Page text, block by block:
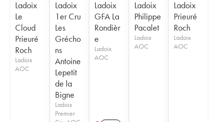
Ladoix
Le
Cloud
Prieuré
Roch
Ladoix
AOC
Ladoix
1er Cru
Les
Grécho
ns
Antoine
Lepetit
de la
Bigne
Ladoix
Premier
Ladoix
GFA La
Rondièr
e
Ladoix
AOC
Ladoix
Philippe
Pacalet
Ladoix
AOC
Ladoix
Prieuré
Roch
Ladoix
AOC